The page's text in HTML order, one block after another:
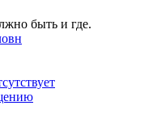
быть и где.